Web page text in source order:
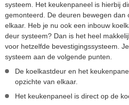
systeem. Het keukenpaneel is hierbij
gemonteerd. De deuren bewegen dan
elkaar. Heb je nu ook een inbouw
deur systeem? Dan is het heel
voor hetzelfde bevestigingssysteem.
systeem aan de volgende punten.
De koelkastdeur en het
opzichte van elkaar.
Het keukenpaneel is direct op de